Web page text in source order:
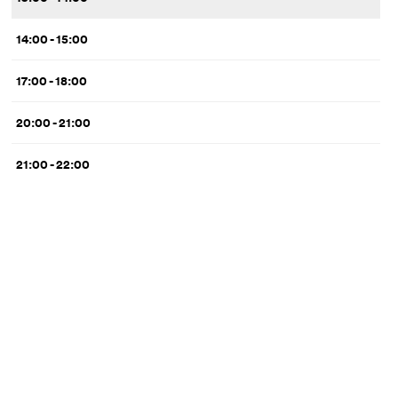
14:00 - 15:00
17:00 - 18:00
20:00 - 21:00
21:00 - 22:00